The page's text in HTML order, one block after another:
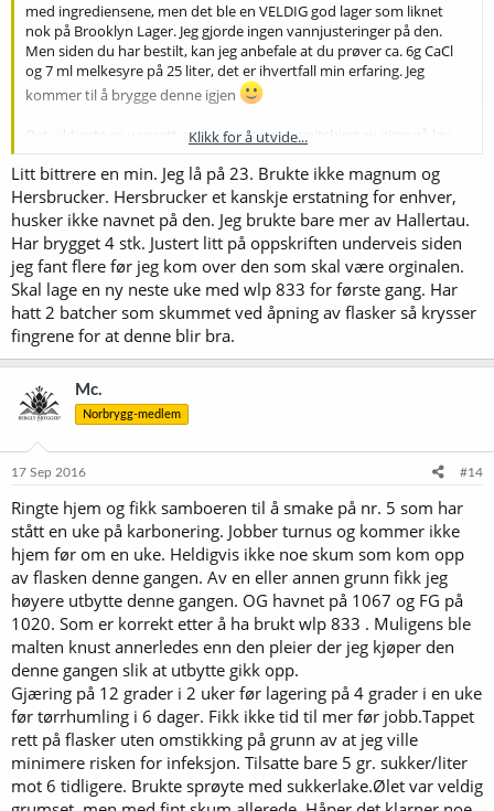
Mash: 75 min. at 65°C
PB: 1.046
Boil: 90 min.
82.5% 4700 g German Pilsner
10 g Magnum 15 % AA 75 min. 16.2 IBU
10 g Cascade 8.8 % AA 35 min. 7.7 IBU
30 g Mittelfrüh 2.5 % AA 35 min. 6.5 IBU
30 g Hersbrucker 2.5 % AA 2 min. 0.7 IBU
8 g Cascade 8.8 % AA 35 min. 0.6 IBU
40 g Mittelfrüh 2.5 % AA Dry Hop (Day 5)
20 g Cascade 8.8 % AA Dry Hop (Day 5)
Yeast: WLP-833 German Bock (500bn cells)
med ingrediensene, men det ble en VELDIG god lager som liknet
nok på Brooklyn Lager. Jeg gjorde ingen vannjusteringer på den.
Men siden du har bestilt, kan jeg anbefale at du prøver ca. 6g CaCl
og 7 ml melkesyre på 25 liter, det er ihvertfall min erfaring. Jeg
kommer til å brygge denne igjen
Det viktigste er uansett god gjærstarter og pitching av gjær på lav
Quoth meg:
"Var godt fornøyd med denne, basert på oppskriften over. Den ble
ganske lik originalen, selv om jeg brukte WLP-802 (833 var ikke
tilgjengelig) og manglet et par humletyper. Derav navnet Borklyn."
Navn: Borklyn
Type: American Lager
Batch size: 25 l
OG: 1.051 FG: 1.012 ABV: 5.2% IBU: 31 (Tinseth)
Mash: 75 min. at 65°C
Boil: 90 min.
8.8% 500 g Munich Dark
8.8% 500 g Crystal 60
10 g Magnum 15 % AA 75 min. 16.2 IBU
10 g Cascade 8.8 % AA 35 min. 7.7 IBU
30 g Mittelfrüh 2.5 % AA 35 min. 6.5 IBU
30 g Hersbrucker 2.5 % AA 2 min. 0.7 IBU
8 g Cascade 8.8 % AA 35 min. 0.6 IBU
40 g Mittelfrüh 2.5 % AA Dry Hop (Day 5)
20 g Cascade 8.8 % AA Dry Hop (Day 5)
Yeast: WLP-833 German Bock (500bn cells)
Klikk for å utvide...
Litt bittrere en min. Jeg lå på 23. Brukte ikke magnum og
Hersbrucker. Hersbrucker et kanskje erstatning for enhver,
husker ikke navnet på den. Jeg brukte bare mer av Hallertau.
Har brygget 4 stk. Justert litt på oppskriften underveis siden
jeg fant flere før jeg kom over den som skal være orginalen.
Skal lage en ny neste uke med wlp 833 for første gang. Har
hatt 2 batcher som skummet ved åpning av flasker så krysser
fingrene for at denne blir bra.
Mc.
Norbrygg-medlem
17 Sep 2016 #14
Ringte hjem og fikk samboeren til å smake på nr. 5 som har
stått en uke på karbonering. Jobber turnus og kommer ikke
hjem før om en uke. Heldigvis ikke noe skum som kom opp
av flasken denne gangen. Av en eller annen grunn fikk jeg
høyere utbytte denne gangen. OG havnet på 1067 og FG på
1020. Som er korrekt etter å ha brukt wlp 833 . Muligens ble
malten knust annerledes enn den pleier der jeg kjøper den
denne gangen slik at utbytte gikk opp.
Gjæring på 12 grader i 2 uker før lagering på 4 grader i en uke
før tørrhumling i 6 dager. Fikk ikke tid til mer før jobb.Tappet
rett på flasker uten omstikking på grunn av at jeg ville
minimere risken for infeksjon. Tilsatte bare 5 gr. sukker/liter
mot 6 tidligere. Brukte sprøyte med sukkerlake.Ølet var veldig